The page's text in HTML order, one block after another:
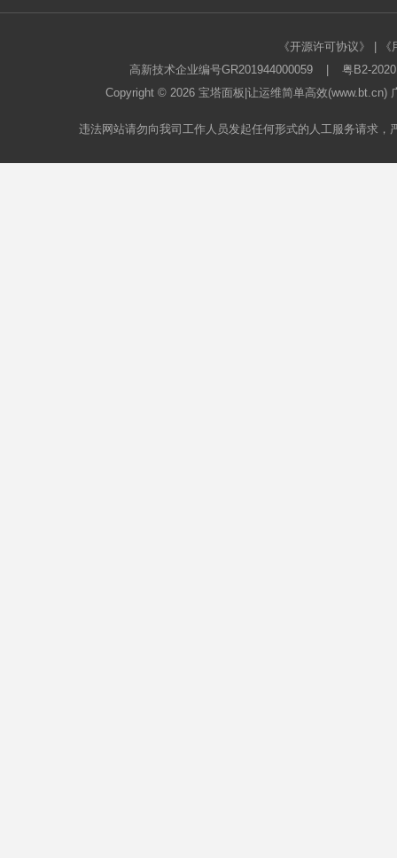
《开源许可协议》
高新技术企业编号GR201944000059
粤B2-
Copyright © 2026 宝塔面板 |让运维简单高效
违法网站请勿向我司工作人员发起任何形式的人工服务请求，